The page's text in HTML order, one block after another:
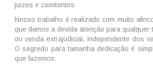
juizes e comitentes.
Nosso trabalho é realizado com muito
que damos a devida atenção para qualquer
ou venda extrajudicial, independente dos
O segredo para tamanha dedicação é
que fazemos.